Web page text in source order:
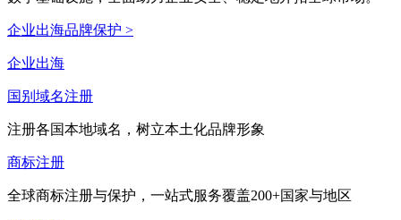
企业出海品牌保护 >
企业出海
国别域名注册
注册各国本地域名，树立本土化品牌形象
商标注册
全球商标注册与保护，一站式服务覆盖200+国家与地区